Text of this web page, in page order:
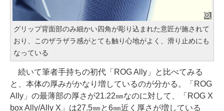
グリップ背面部のみ細かい四角が彫り込まれた意匠が施されて
おり、このザラザラ感がとても触り心地がよく、滑り止めにも
なっている
続いて筆者手持ちの初代「ROG Ally」と比べてみる
と、本体の厚みがかなり増しているのが分かる。「ROG
Ally」の最薄部の厚さが21.22㎜なのに対して、「ROG X
box Ally/Ally X」は27.5㎜と6㎜近く厚さが増している